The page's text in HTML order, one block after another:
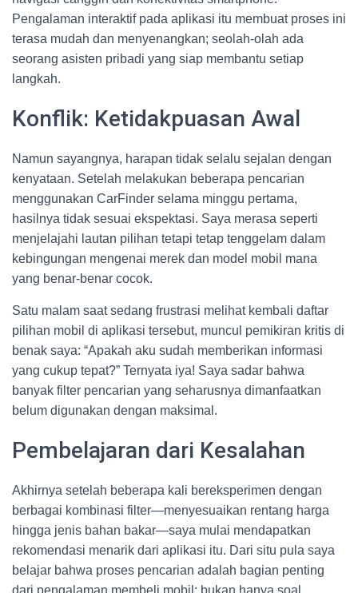
Pengalaman interaktif pada aplikasi itu membuat proses ini
terasa mudah dan menyenangkan; seolah-olah ada
seorang asisten pribadi yang siap membantu setiap
langkah.
Konflik: Ketidakpuasan Awal
Namun sayangnya, harapan tidak selalu sejalan dengan
kenyataan. Setelah melakukan beberapa pencarian
menggunakan CarFinder selama minggu pertama,
hasilnya tidak sesuai ekspektasi. Saya merasa seperti
menjelajahi lautan pilihan tetapi tetap tenggelam dalam
kebingungan mengenai merek dan model mobil mana
yang benar-benar cocok.
Satu malam saat sedang frustrasi melihat kembali daftar
pilihan mobil di aplikasi tersebut, muncul pemikiran kritis di
benak saya: “Apakah aku sudah memberikan informasi
yang cukup tepat?” Ternyata iya! Saya sadar bahwa
banyak filter pencarian yang seharusnya dimanfaatkan
belum digunakan dengan maksimal.
Pembelajaran dari Kesalahan
Akhirnya setelah beberapa kali bereksperimen dengan
berbagai kombinasi filter—menyesuaikan rentang harga
hingga jenis bahan bakar—saya mulai mendapatkan
rekomendasi menarik dari aplikasi itu. Dari situ pula saya
belajar bahwa proses pencarian adalah bagian penting
dari pengalaman membeli mobil; bukan hanya soal